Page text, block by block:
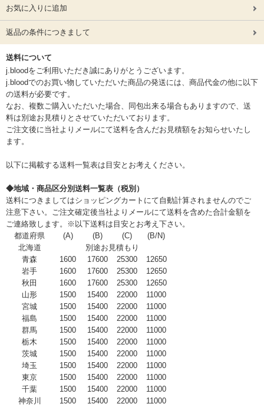
お気に入りに追加
返品の条件につきまして
送料について
j.bloodをご利用いただき誠にありがとうございます。
j.bloodでのお買い物していただいた商品の発送には、商品代金の他に以下
の送料が必要です。
なお、複数ご購入いただいた場合、同包出来る場合もありますので、送
料は別途お見積りとさせていただいております。
ご注文後に当社よりメールにて送料を含んだお見積額をお知らせいたし
ます。
以下に掲載する送料一覧表は目安とお考えください。
◆地域・商品区分別送料一覧表（税別）
送料につきましてはショッピングカートにて自動計算されませんのでご
注意下さい。ご注文確定後当社よりメールにて送料を含めた合計金額を
ご連絡致します。※以下送料は目安とお考え下さい。
都道府県
(A) (B) (C)
(B/N)
北海道
別途お見積もり
青森
1600 17600 25300
12650
岩手
1600 17600 25300
12650
秋田
1600 17600 25300
12650
山形
1500 15400 22000
11000
宮城
1500 15400 22000
11000
福島
1500 15400 22000
11000
群馬
1500 15400 22000
11000
栃木
1500 15400 22000
11000
茨城
1500 15400 22000
11000
埼玉
1500 15400 22000
11000
東京
1500 15400 22000
11000
千葉
1500 15400 22000
11000
神奈川
1500 15400 22000
11000